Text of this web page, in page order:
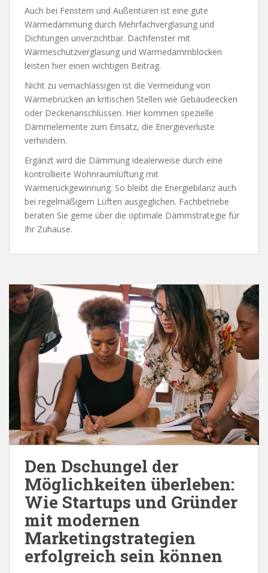
Auch bei Fenstern und Außentüren ist eine gute
Wärmedämmung durch Mehrfachverglasung und
Dichtungen unverzichtbar. Dachfenster mit
Wärmeschutzverglasung und Wärmedämmblöcken
leisten hier einen wichtigen Beitrag.
Nicht zu vernachlässigen ist die Vermeidung von
Wärmebrücken an kritischen Stellen wie Gebäudeecken
oder Deckenanschlüssen. Hier kommen spezielle
Dämmelemente zum Einsatz, die Energieverluste
verhindern.
Ergänzt wird die Dämmung idealerweise durch eine
kontrollierte Wohnraumlüftung mit
Wärmerückgewinnung. So bleibt die Energiebilanz auch
bei regelmäßigem Lüften ausgeglichen. Fachbetriebe
beraten Sie gerne über die optimale Dämmstrategie für
Ihr Zuhause.
Den Dschungel der
Möglichkeiten überleben:
Wie Startups und Gründer
mit modernen
Marketingstrategien
erfolgreich sein können